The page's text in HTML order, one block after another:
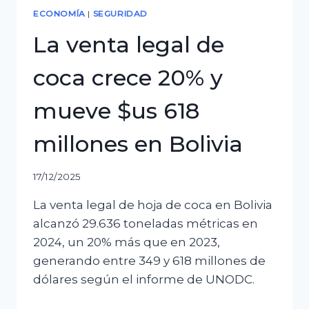
ECONOMÍA | SEGURIDAD
La venta legal de
coca crece 20% y
mueve $us 618
millones en Bolivia
17/12/2025
La venta legal de hoja de coca en Bolivia
alcanzó 29.636 toneladas métricas en
2024, un 20% más que en 2023,
generando entre 349 y 618 millones de
dólares según el informe de UNODC.